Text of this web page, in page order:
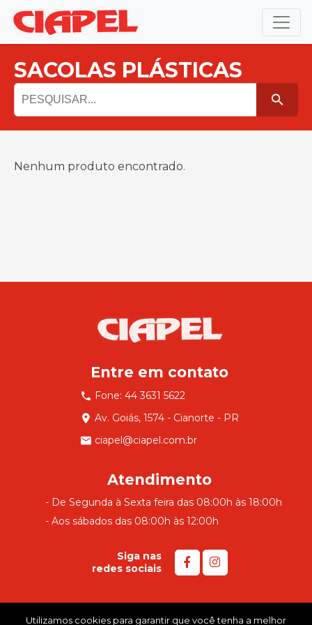
Pular
para
o
SACOLAS PLÁSTICAS
Nenhum produto encontrado.
Entre em contato
Fone: 44 3631 5622
Av. Goiás, 1574 - Cianorte - PR
ciapel@ciapel.com.br
Atendimento
- De Segunda à Sexta feira das 08:00h às 18:00h
- Aos sábados das 08:00h às 12:00h
Siga nas
redes sociais
Utilizamos cookies para garantir que você tenha a melhor